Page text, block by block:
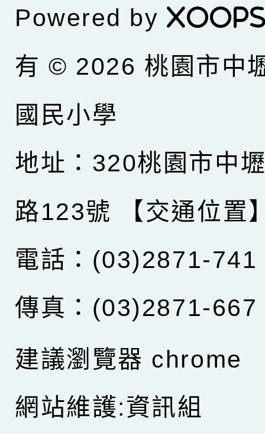
Powered by
有 © 2026 桃園市中
國民小學
地址：320桃園市中
路123號
【交通位置
電話：(03)2871-741
傳真：(03)2871-667
建議瀏覽器 chrome
網站維護:資訊組